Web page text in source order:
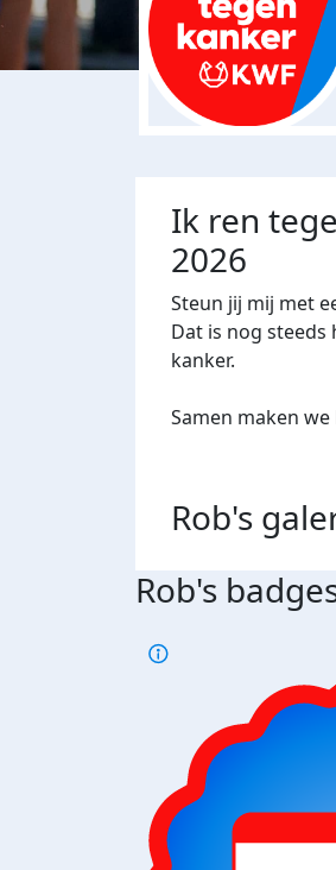
Ik ren
2026
Steun jij mij met
Dat is nog
kanker.
Samen maken
Rob's
Rob's